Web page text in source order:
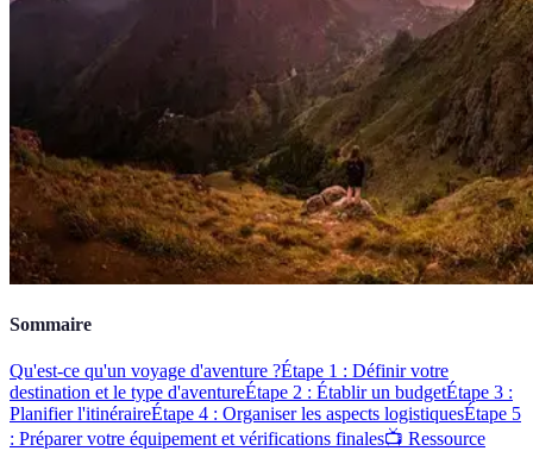
Sommaire
Qu'est-ce qu'un voyage d'aventure ?Étape 1 : Définir votre
destination et le type d'aventureÉtape 2 : Établir un budgetÉtape 3 :
Planifier l'itinéraireÉtape 4 : Organiser les aspects logistiquesÉtape 5
: Préparer votre équipement et vérifications finales📺 Ressource